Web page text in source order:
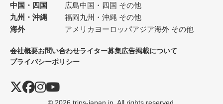
中国・四国
広島中国・四国 その他
九州・沖縄
福岡九州・沖縄 その他
海外
アメリカ ヨーロッパアジア海外 その他
会社概要お問い合わせライター募集広告掲載について
プライバシーポリシー
© 2026 trips-japan.jp. All rights reserved.